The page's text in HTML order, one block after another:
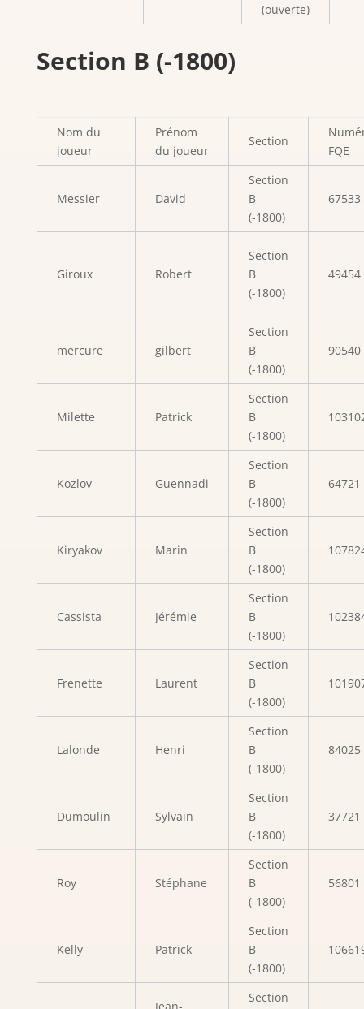
(ouverte)
Section B (-1800)
Nom du
joueur
Prénom
du joueur
Section
FQE
Messier David
Section
B
(-1800)
67533
Giroux Robert
Section
B
(-1800)
49454
mercure gilbert
Section
B
(-1800)
90540
Milette Patrick
Section
B
(-1800)
Kozlov Guennadi
Section
B
(-1800)
64721
Kiryakov Marin
Section
B
(-1800)
Cassista Jérémie
Section
B
(-1800)
Frenette Laurent
Section
B
(-1800)
Lalonde Henri
Section
B
(-1800)
84025
Dumoulin Sylvain
Section
B
(-1800)
37721
Roy Stéphane
Section
B
(-1800)
56801
Kelly Patrick
Section
B
(-1800)
Section